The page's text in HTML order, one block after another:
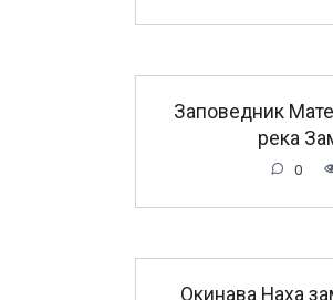
Заповедник
река
0
Окинава Наха